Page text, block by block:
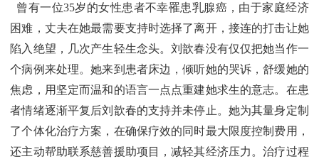
曾有一位35岁的女性患者不幸罹患乳腺癌，由于家庭经济
困难，丈夫在她最需要支持时选择了离开，接连的打击让她
陷入绝望，几次产生轻生念头。刘歆春没有仅仅把她当作一
个病例来处理。她来到患者床边，倾听她的哭诉，舒缓她的
焦虑，用坚定而温和的语言一点点重建她求生的意志。在患
者情绪逐渐平复后刘歆春的支持并未停止。她为其量身定制
了个体化治疗方案，在确保疗效的同时最大限度控制费用，
还主动帮助联系慈善援助项目，减轻其经济压力。治疗过程